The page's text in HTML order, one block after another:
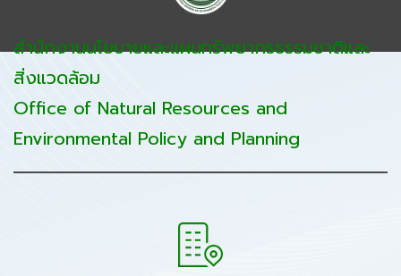
สำนักงานนโยบายและแผนทรัพยากรธรรมชาติและ
สิ่งแวดล้อม
Office of Natural Resources and
Environmental Policy and Planning